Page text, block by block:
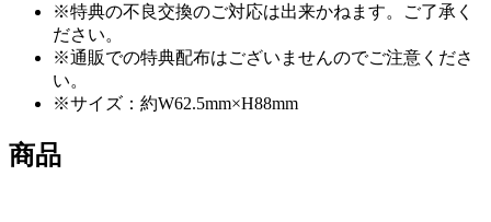
※特典の不良交換のご対応は出来かねます。ご了承く
ださい。
※通販での特典配布はございませんのでご注意くださ
い。
※サイズ：約W62.5mm×H88mm
商品